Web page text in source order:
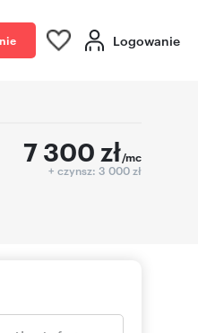
Logowanie
7 300 zł/mc
+ czynsz: 3 000 zł